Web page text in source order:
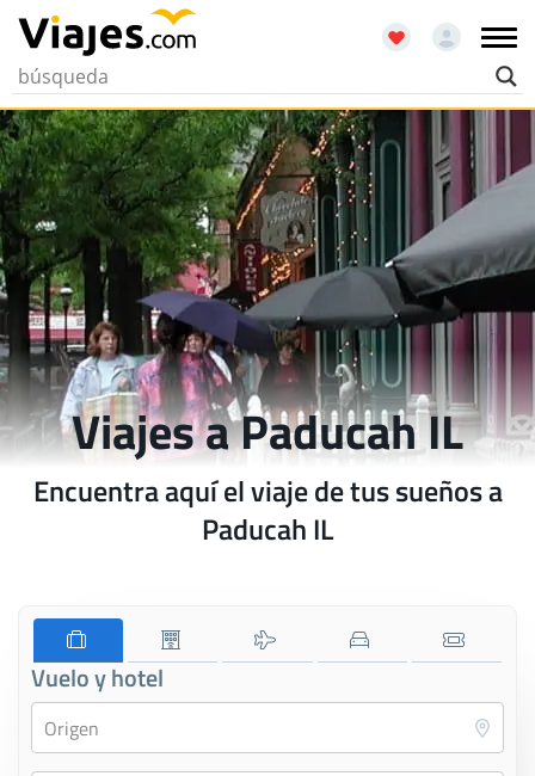
Viajes a Paducah IL
Encuentra aquí el viaje de tus sueños a
Paducah IL
Vuelo y hotel